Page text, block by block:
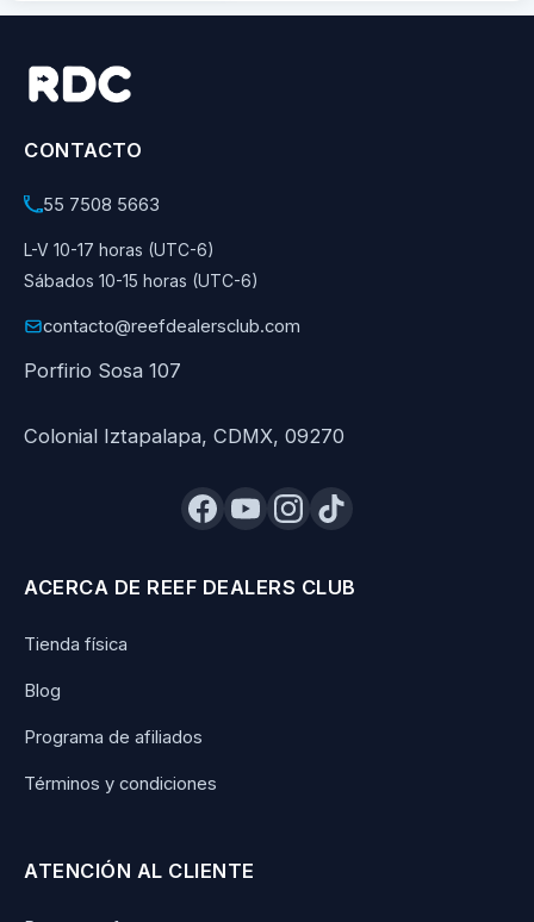
CONTACTO
55 7508 5663
L-V 10-17 horas (UTC-6)
Sábados 10-15 horas (UTC-6)
contacto@reefdealersclub.com
Porfirio Sosa 107
Colonial Iztapalapa, CDMX, 09270
ACERCA DE REEF DEALERS CLUB
Tienda física
Blog
Programa de afiliados
Términos y condiciones
ATENCIÓN AL CLIENTE